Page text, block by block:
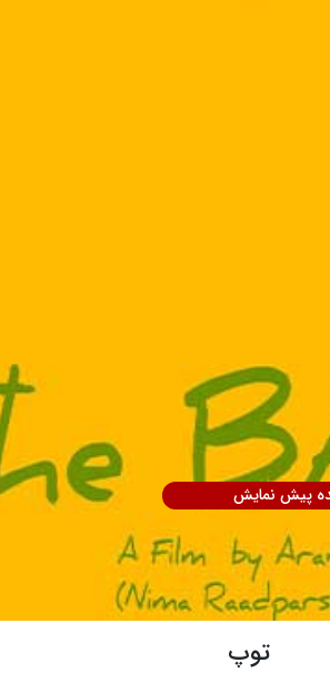
پیش نمایش
توپ